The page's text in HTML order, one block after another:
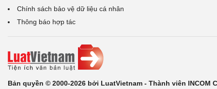
Chính sách bảo vệ dữ liệu cá nhân
Thông báo hợp tác
Bản quyền © 2000-2026 bởi LuatVietnam - Thành viên INCOM